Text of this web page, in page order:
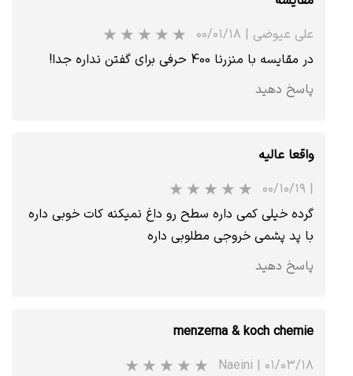
علی عیوضی | ۰۰/۰۱/۱۸
در مقایسه با منزرنا 400 حرفی برای گفتن نداره جدا!
پاسخ دهید
واقعا عالیه
| ۰۰/۱۰/۱۹
گرده خیلی کمی داره سطح رو داغ نمیکنه کات خوبی داره
با پد پشمی خروجی مطلوبی داره
پاسخ دهید
menzerna & koch chemie
Naeini | ۰۱/۰۳/۱۸